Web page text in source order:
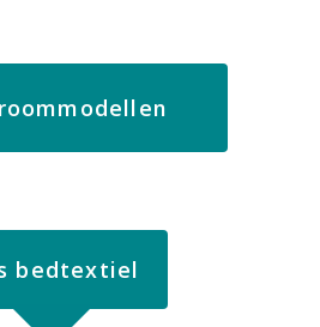
bedtextiel